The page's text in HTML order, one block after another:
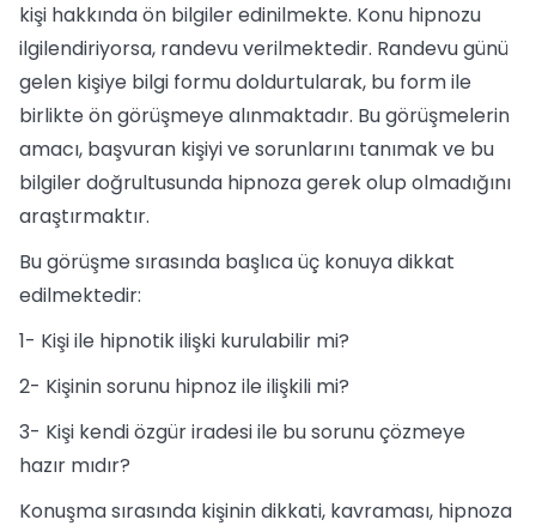
kişi hakkında ön bilgiler edinilmekte. Konu hipnozu
ilgilendiriyorsa, randevu verilmektedir. Randevu günü
gelen kişiye bilgi formu doldurtularak, bu form ile
birlikte ön görüşmeye alınmaktadır. Bu görüşmelerin
amacı, başvuran kişiyi ve sorunlarını tanımak ve bu
bilgiler doğrultusunda hipnoza gerek olup olmadığını
araştırmaktır.
Bu görüşme sırasında başlıca üç konuya dikkat
edilmektedir:
1- Kişi ile hipnotik ilişki kurulabilir mi?
2- Kişinin sorunu hipnoz ile ilişkili mi?
3- Kişi kendi özgür iradesi ile bu sorunu çözmeye
hazır mıdır?
Konuşma sırasında kişinin dikkati, kavraması, hipnoza